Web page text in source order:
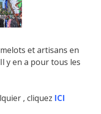
et artisans en
y en a pour tous les
, cliquez ICI